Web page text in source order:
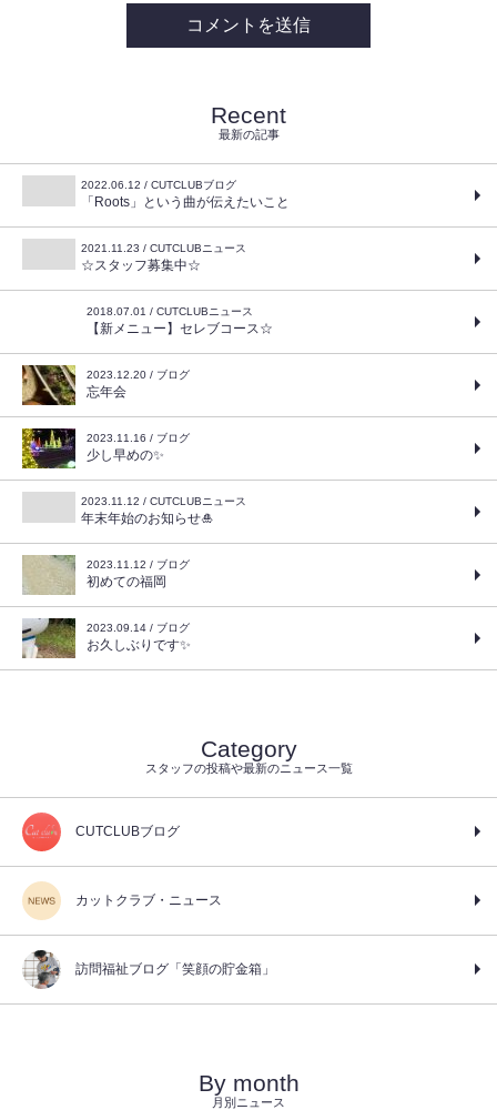
Recent
最新の記事
2022.06.12 / CUTCLUBブログ
「Roots」という曲が伝えたいこと
2021.11.23 / CUTCLUBニュース
☆スタッフ募集中☆
2018.07.01 / CUTCLUBニュース
【新メニュー】セレブコース☆
2023.12.20 / ブログ
忘年会
2023.11.16 / ブログ
少し早めの✨
2023.11.12 / CUTCLUBニュース
年末年始のお知らせ🎍
2023.11.12 / ブログ
初めての福岡
2023.09.14 / ブログ
お久しぶりです✨
Category
スタッフの投稿や最新のニュース一覧
CUTCLUBブログ
カットクラブ・ニュース
訪問福祉ブログ「笑顔の貯金箱」
By month
月別ニュース